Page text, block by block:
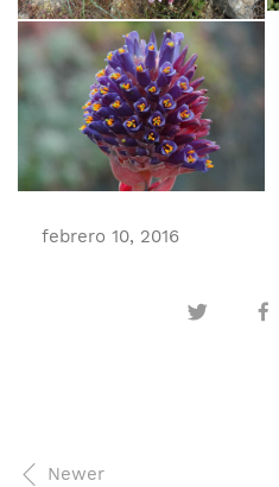
febrero 10, 2016
Newer